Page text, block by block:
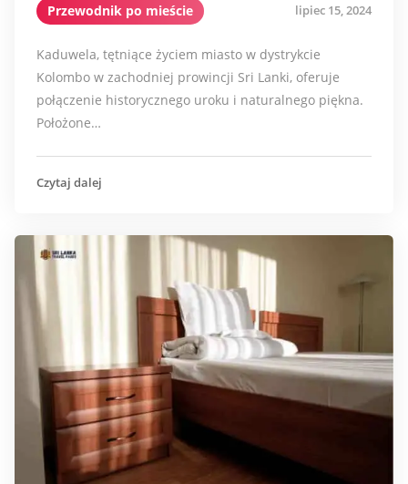
Przewodnik po mieście lipiec 15, 2024
Kaduwela, tętniące życiem miasto w dystrykcie
Kolombo w zachodniej prowincji Sri Lanki, oferuje
połączenie historycznego uroku i naturalnego piękna.
Położone…
Czytaj dalej